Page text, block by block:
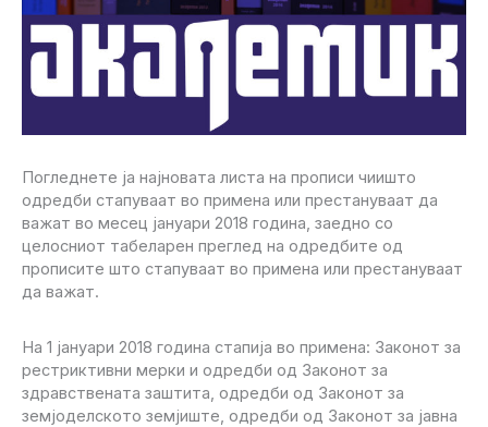
Погледнете ја најновата листа на прописи чиишто
одредби стапуваат во примена или престануваат да
важат во месец јануари 2018 година, заедно со
целосниот табеларен преглед на одредбите од
прописите што стапуваат во примена или престануваат
да важат.
На 1 јануари 2018 година стапија во примена: Законот за
рестриктивни мерки и одредби од Законот за
здравствената заштита, одредби од Законот за
земјоделското земјиште, одредби од Законот за јавна